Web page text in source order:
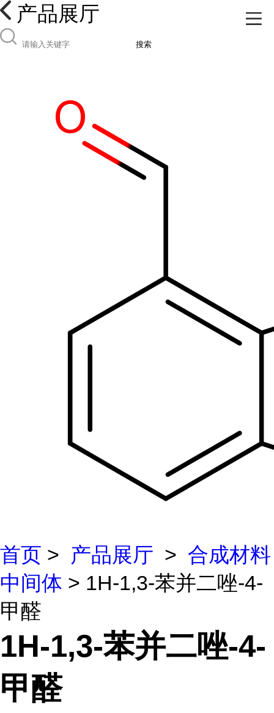
产品展厅
搜索
首页 > 产品展厅 > 合成材料
中间体 > 1H-1,3-苯并二唑-4-
甲醛
1H-1,3-苯并二唑-4-
甲醛